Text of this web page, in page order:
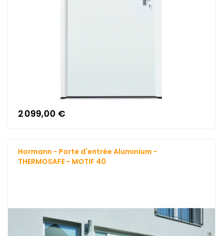
2 099,00 €
Hormann - Porte d'entrée Aluminium -
THERMOSAFE - MOTIF 40